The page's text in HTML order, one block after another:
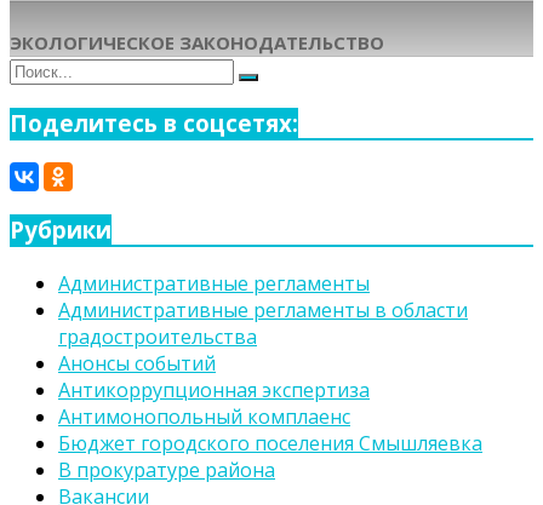
ЭКОЛОГИЧЕСКОЕ ЗАКОНОДАТЕЛЬСТВО
Поиск
Поиск
Поделитесь в соцсетях:
Рубрики
Административные регламенты
Административные регламенты в области
градостроительства
Анонсы событий
Антикоррупционная экспертиза
Антимонопольный комплаенс
Бюджет городского поселения Смышляевка
В прокуратуре района
Вакансии